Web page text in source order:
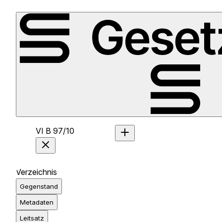
VI B 97/10
Verzeichnis
Gegenstand
Metadaten
Leitsatz